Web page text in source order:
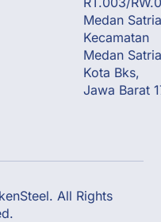
Medan
Kecamatan
Medan
Kota Bks,
Jawa Barat
All Rights